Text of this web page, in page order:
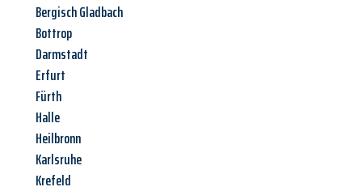
Bergisch Gladbach
Bottrop
Darmstadt
Erfurt
Fürth
Halle
Heilbronn
Karlsruhe
Krefeld